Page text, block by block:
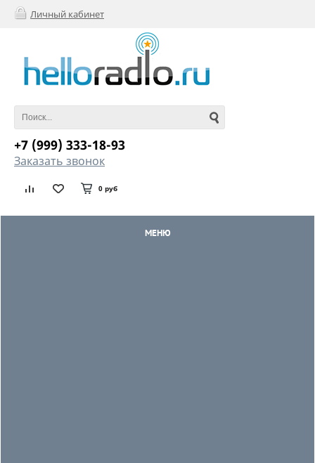
Личный кабинет
+7 (999) 333-18-93
Заказать звонок
0 руб
МЕНЮ